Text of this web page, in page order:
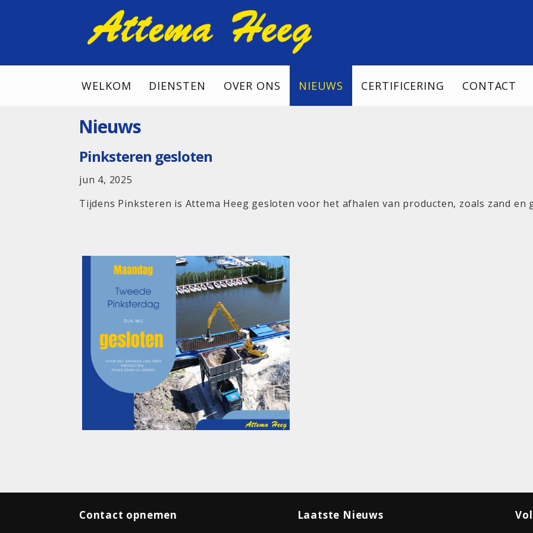
WELKOM DIENSTEN OVER ONS NIEUWS CERTIFICERING CONTACT
Nieuws
Pinksteren gesloten
jun 4, 2025
Tijdens Pinksteren is Attema Heeg gesloten voor het afhalen van producten, zoals zand en
Contact opnemen
Laatste Nieuws